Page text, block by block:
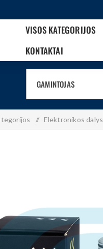
VISOS KATEGORIJOS
KONTAKTAI
GAMINTOJAS
/ Elektronikos dalys